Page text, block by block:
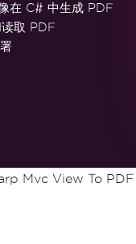
在 C# 中生成 PDF
取 PDF
Mvc View To PDF